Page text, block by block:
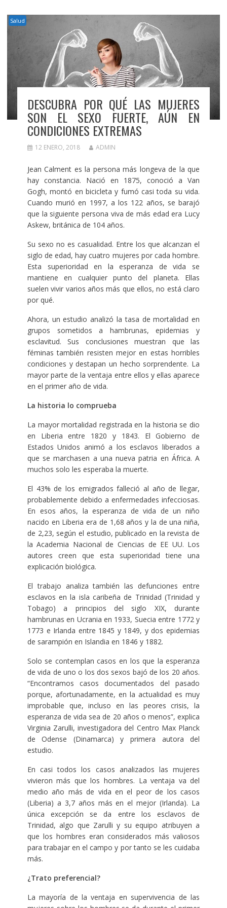
Salud
DESCUBRA POR QUÉ LAS MUJERES
SON EL SEXO FUERTE, AÚN EN
CONDICIONES EXTREMAS
12 ENERO, 2018 ADMIN
Jean Calment es la persona más longeva de la que
hay constancia. Nació en 1875, conoció a Van
Gogh, montó en bicicleta y fumó casi toda su vida.
Cuando murió en 1997, a los 122 años, se barajó
que la siguiente persona viva de más edad era Lucy
Askew, británica de 104 años.
Su sexo no es casualidad. Entre los que alcanzan el
siglo de edad, hay cuatro mujeres por cada hombre.
Esta superioridad en la esperanza de vida se
mantiene en cualquier punto del planeta. Ellas
suelen vivir varios años más que ellos, no está claro
por qué.
Ahora, un estudio analizó la tasa de mortalidad en
grupos sometidos a hambrunas, epidemias y
esclavitud. Sus conclusiones muestran que las
féminas también resisten mejor en estas horribles
condiciones y destapan un hecho sorprendente. La
mayor parte de la ventaja entre ellos y ellas aparece
en el primer año de vida.
La historia lo comprueba
La mayor mortalidad registrada en la historia se dio
en Liberia entre 1820 y 1843. El Gobierno de
Estados Unidos animó a los esclavos liberados a
que se marchasen a una nueva patria en África. A
muchos solo les esperaba la muerte.
El 43% de los emigrados falleció al año de llegar,
probablemente debido a enfermedades infecciosas.
En esos años, la esperanza de vida de un niño
nacido en Liberia era de 1,68 años y la de una niña,
de 2,23, según el estudio, publicado en la revista de
la Academia Nacional de Ciencias de EE UU. Los
autores creen que esta superioridad tiene una
explicación biológica.
El trabajo analiza también las defunciones entre
esclavos en la isla caribeña de Trinidad (Trinidad y
Tobago) a principios del siglo XIX, durante
hambrunas en Ucrania en 1933, Suecia entre 1772 y
1773 e Irlanda entre 1845 y 1849, y dos epidemias
de sarampión en Islandia en 1846 y 1882.
Solo se contemplan casos en los que la esperanza
de vida de uno o los dos sexos bajó de los 20 años.
“Encontramos casos documentados del pasado
porque, afortunadamente, en la actualidad es muy
improbable que, incluso en las peores crisis, la
esperanza de vida sea de 20 años o menos”, explica
Virginia Zarulli, investigadora del Centro Max Planck
de Odense (Dinamarca) y primera autora del
estudio.
En casi todos los casos analizados las mujeres
vivieron más que los hombres. La ventaja va del
medio año más de vida en el peor de los casos
(Liberia) a 3,7 años más en el mejor (Irlanda). La
única excepción se da entre los esclavos de
Trinidad, algo que Zarulli y su equipo atribuyen a
que los hombres eran considerados más valiosos
para trabajar en el campo y por tanto se les cuidaba
más.
¿Trato preferencial?
La mayoría de la ventaja en supervivencia de las